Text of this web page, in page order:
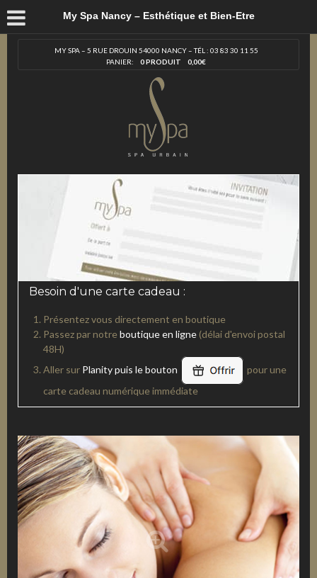
My Spa Nancy – Esthétique et Bien-Etre
MY SPA – 5 RUE DROUIN 54000 NANCY – TÉL : 03 83 30 11 55
PANIER:
0 PRODUIT 0,00€
Besoin d'une carte cadeau :
Présentez vous directement en boutique
Passez par notre boutique en ligne (délai d'envoi postal
48H)
Aller sur Planity puis le bouton
pour une
carte cadeau numérique immédiate